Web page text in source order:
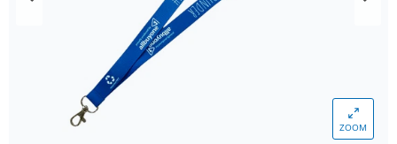
ZOOM
95,91 €
ab 10 Pack